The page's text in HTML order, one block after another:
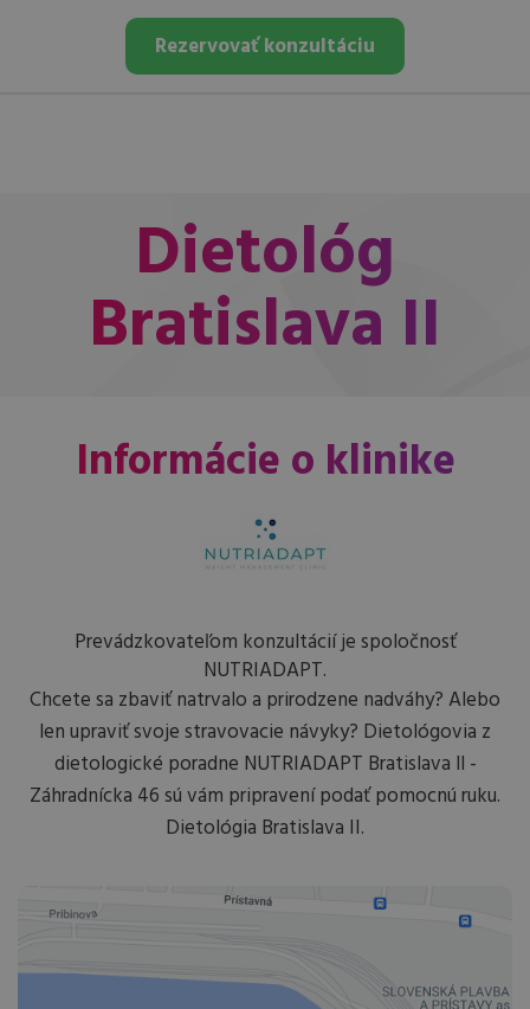
Rezervovať konzultáciu
Dietológ
Bratislava II
Informácie o klinike
Prevádzkovateľom konzultácií je spoločnosť
NUTRIADAPT.
Chcete sa zbaviť natrvalo a prirodzene nadváhy? Alebo
len upraviť svoje stravovacie návyky? Dietológovia z
dietologické poradne NUTRIADAPT Bratislava ll -
Záhradnícka 46 sú vám pripravení podať pomocnú ruku.
Dietológia Bratislava II.